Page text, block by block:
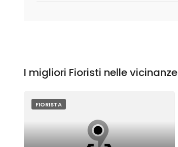
I migliori Fioristi nelle vicinanze
FIORISTA